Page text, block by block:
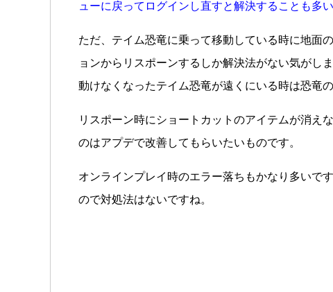
ューに戻ってログインし直すと解決することも多い
ただ、テイム恐竜に乗って移動している時に地面
ョンからリスポーンするしか解決法がない気がしま
動けなくなったテイム恐竜が遠くにいる時は恐竜
リスポーン時にショートカットのアイテムが消え
のはアプデで改善してもらいたいものです。
オンラインプレイ時のエラー落ちもかなり多いで
ので対処法はないですね。